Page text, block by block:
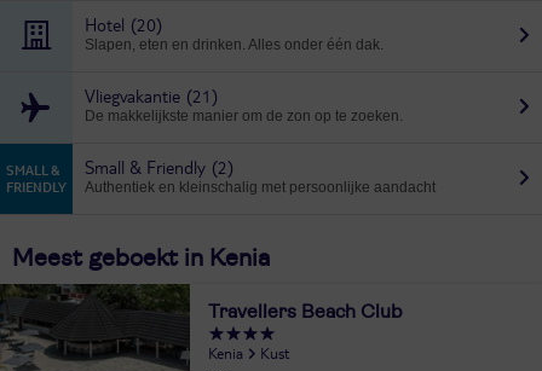
Hotel (20)
Slapen, eten en drinken. Alles onder één dak.
Vliegvakantie (21)
De makkelijkste manier om de zon op te zoeken.
Small & Friendly (2)
Authentiek en kleinschalig met persoonlijke aandacht
Meest geboekt in Kenia
Travellers Beach Club
Kenia
Kust